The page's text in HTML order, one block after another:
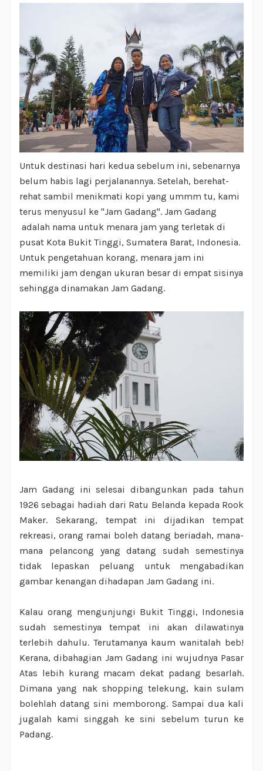
Untuk destinasi hari kedua sebelum ini, sebenarnya
belum habis lagi perjalanannya. Setelah, berehat-
rehat sambil menikmati kopi yang ummm tu, kami
terus menyusul ke "Jam Gadang". Jam Gadang
adalah nama untuk menara jam yang terletak di
pusat Kota Bukit Tinggi, Sumatera Barat, Indonesia.
Untuk pengetahuan korang, menara jam ini
memiliki jam dengan ukuran besar di empat sisinya
sehingga dinamakan Jam Gadang.
Jam Gadang ini selesai dibangunkan pada tahun
1926 sebagai hadiah dari Ratu Belanda kepada Rook
Maker. Sekarang, tempat ini dijadikan tempat
rekreasi, orang ramai boleh datang beriadah, mana-
mana pelancong yang datang sudah semestinya
tidak lepaskan peluang untuk mengabadikan
gambar kenangan dihadapan Jam Gadang ini.
Kalau orang mengunjungi Bukit Tinggi, Indonesia
sudah semestinya tempat ini akan dilawatinya
terlebih dahulu. Terutamanya kaum wanitalah beb!
Kerana, dibahagian Jam Gadang ini wujudnya Pasar
Atas lebih kurang macam dekat padang besarlah.
Dimana yang nak shopping telekung, kain sulam
bolehlah datang sini memborong. Sampai dua kali
jugalah kami singgah ke sini sebelum turun ke
Padang.